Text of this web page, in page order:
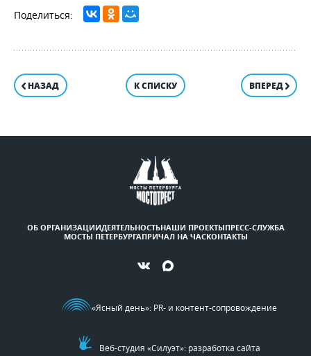
НАЗАД К СПИСКУ ВПЕРЕД
ОБ ОРГАНИЗАЦИИДЕЯТЕЛЬНОСТЬНАШИ ПРОЕКТЫПРЕСС-СЛУЖБА
МОСТЫ ПЕТЕРБУРГАПРИЧАЛ НА ЧАСКОНТАКТЫ
«Ясный день»: PR- и контент-сопровождение
Веб-студия «Силуэт»: разработка сайта